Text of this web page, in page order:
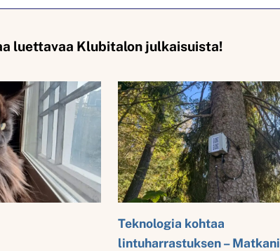
luettavaa Klubitalon julkaisuista!
Teknologia kohtaa
lintuharrastuksen – Matkani